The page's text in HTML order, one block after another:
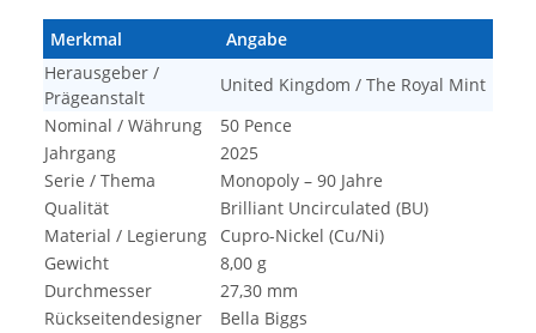
Merkmal
Angabe
Herausgeber /
Prägeanstalt
United Kingdom / The Royal Mint
Nominal / Währung
50 Pence
Jahrgang
2025
Serie / Thema
Monopoly – 90 Jahre
Qualität
Brilliant Uncirculated (BU)
Material / Legierung
Cupro-Nickel (Cu/Ni)
Gewicht
8,00 g
Durchmesser
27,30 mm
Rückseitendesigner
Bella Biggs